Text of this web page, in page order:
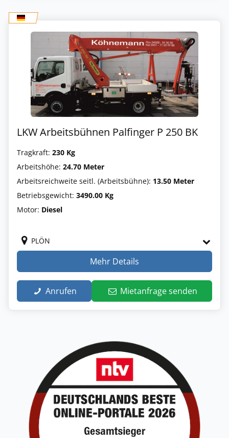
LKW Arbeitsbühnen Palfinger P 250 BK
Tragkraft: 230 Kg
Arbeitshöhe: 24.70 Meter
Arbeitsreichweite seitl. (Arbeitsbühne): 13.50 Meter
Betriebsgewicht: 3490.00 Kg
Motor: Diesel
PLÖN
Mehr Details
Anrufen Mietanfrage senden